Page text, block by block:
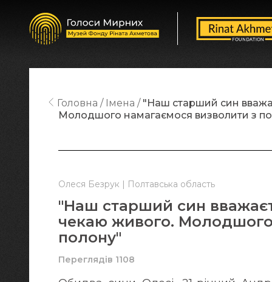
Олеся Безрук | Полтавська область
"Наш старший син
чекаю живого.
полону"
Переглядів 1108
Головна Імена
"Наш старший син
Молодшого намагаємося визволити з